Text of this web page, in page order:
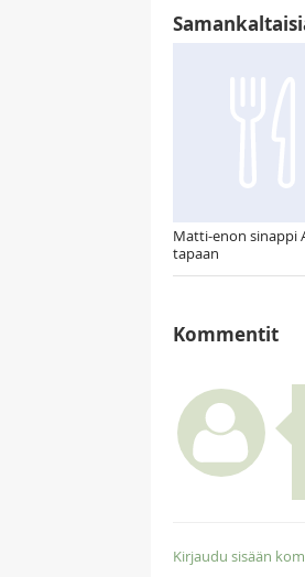
Matti-enon sinappi
tapaan
Kommentit
Kirjaudu sisään